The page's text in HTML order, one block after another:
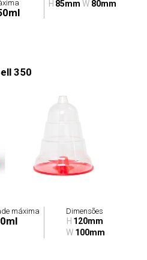
H 85mm W 80mm
350
máxima Dimensões
H 120mm
W 100mm